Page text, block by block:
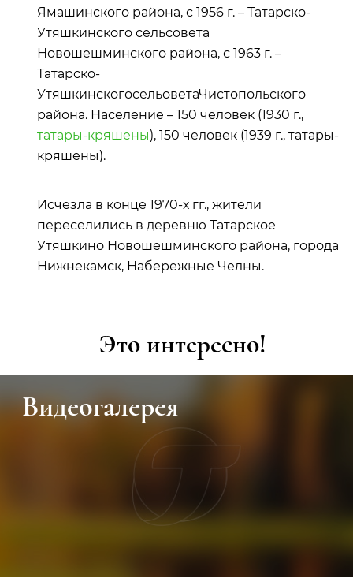
Ямашинского района, с 1956 г. – Татарско-
Утяшкинского сельсовета
Новошешминского района, с 1963 г. –
Татарско-
УтяшкинскогосельоветаЧистопольского
района. Население – 150 человек (1930 г.,
татары-кряшены), 150 человек (1939 г., татары-
кряшены).
Исчезла в конце 1970-х гг., жители
переселились в деревню Татарское
Утяшкино Новошешминского района, города
Нижнекамск, Набережные Челны.
Это интересно!
Видеогалерея